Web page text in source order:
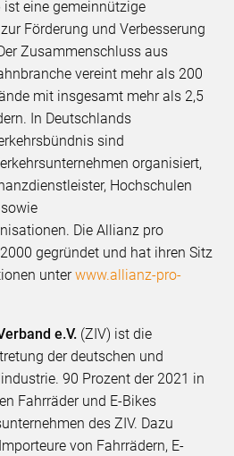
ist eine gemeinnützige
Förderung und Verbesserung
Zusammenschluss aus
vereint mehr als 200
mit insgesamt mehr als 2,5
In Deutschlands
sind
organisiert,
Hochschulen
Die Allianz pro
gegründet und hat ihren Sitz
unterwww.allianz-pro-
e.V. (ZIV) ist die
der deutschen und
90 Prozent der 2021 in
Fahrräder und E-Bikes
des ZIV. Dazu
von Fahrrädern, E-